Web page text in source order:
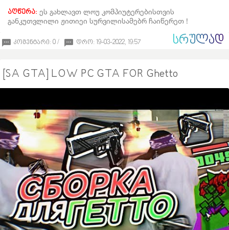
აღწერა: ეს გახლავთ ლოუ კომპიუტერებისთვის
განკუთვლილი ჟითიეი სურვილისამებრ ჩაიწერეთ !
კომენტარი: 0 / დრო: 19-03-2022, 19:57 ᲡᲠᲣᲚᲐᲓ
[SA GTA] LOW PC GTA FOR Ghetto